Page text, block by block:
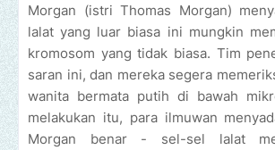
Morgan (istri Thomas Morgan)
lalat yang luar biasa ini mungkin
kromosom yang tidak biasa. Tim
saran ini, dan mereka segera
wanita bermata putih di bawah
melakukan itu, para ilmuwan
Morgan benar - sel-sel lalat